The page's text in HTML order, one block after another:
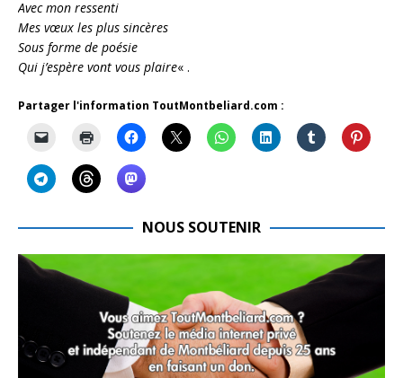
Avec mon ressenti
Mes vœux les plus sincères
Sous forme de poésie
Qui j’espère vont vous plaire« .
Partager l'information ToutMontbeliard.com :
NOUS SOUTENIR